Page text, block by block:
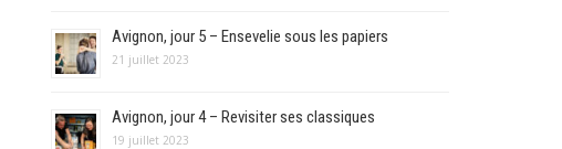
Avignon, jour 5 – Ensevelie sous les papiers
21 juillet 2023
Avignon, jour 4 – Revisiter ses classiques
19 juillet 2023